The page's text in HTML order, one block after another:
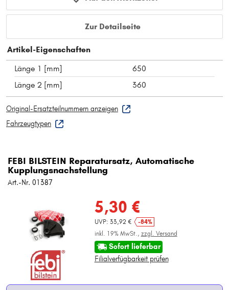
Zur Detailseite
Artikel-Eigenschaften
Länge 1 [mm]
650
Länge 2 [mm]
360
Original-Ersatzteilnummern anzeigen
Fahrzeugtypen
FEBI BILSTEIN Reparatursatz, Automatische
Kupplungsnachstellung
Art.-Nr. 01387
5,30 €
UVP: 33,92 €
-84%
inkl. 19% MwSt., zzgl. Versand
Sofort lieferbar
Filialverfügbarkeit prüfen